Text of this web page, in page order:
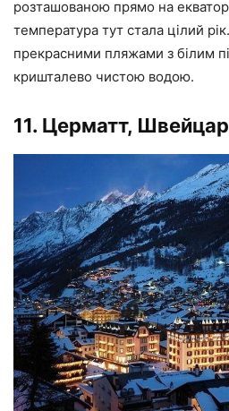
розташованою прямо на
температура тут стала цілий
прекрасними пляжами з білим
кришталево чистою водою.
11. Церматт,